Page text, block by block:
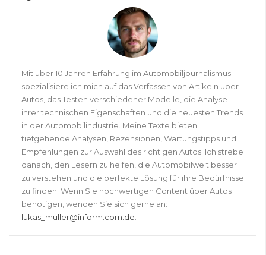
Mit über 10 Jahren Erfahrung im Automobiljournalismus
spezialisiere ich mich auf das Verfassen von Artikeln über
Autos, das Testen verschiedener Modelle, die Analyse
ihrer technischen Eigenschaften und die neuesten Trends
in der Automobilindustrie. Meine Texte bieten
tiefgehende Analysen, Rezensionen, Wartungstipps und
Empfehlungen zur Auswahl des richtigen Autos. Ich strebe
danach, den Lesern zu helfen, die Automobilwelt besser
zu verstehen und die perfekte Lösung für ihre Bedürfnisse
zu finden. Wenn Sie hochwertigen Content über Autos
benötigen, wenden Sie sich gerne an:
lukas_muller@inform.com.de.